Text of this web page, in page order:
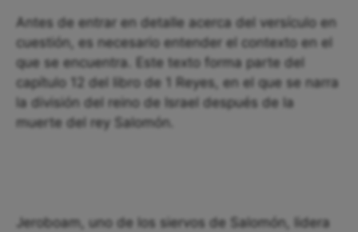
Antes de entrar en detalle acerca del versículo en
cuestión, es necesario entender el contexto en el
que se encuentra. Este texto forma parte del
capítulo 12 del libro de 1 Reyes, en el que se narra
la división del reino de Israel después de la
muerte del rey Salomón.
Jeroboam, uno de los siervos de Salomón, lidera